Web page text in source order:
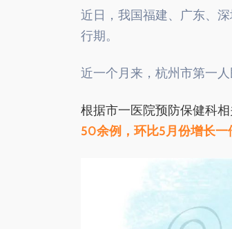
近日，我国福建、广东、
行期。
近一个月来，杭州市第一
根据市一医院预防保健科相
50余例，环比5月份增长一